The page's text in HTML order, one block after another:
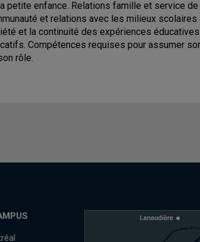
petite enfance. Relations famille et service
et relations avec les milieux
et la continuité des expériences
Compétences requises pour assumer
rôle.